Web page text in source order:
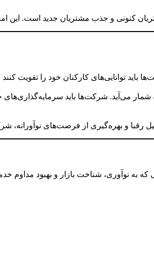
کنونی و جذب مشتریان جدید است. این
توانایی‌های کارکنان خود را تقویت کنند
می‌آید. شرکت‌ها باید سرمایه‌گذاری‌های
و بهره‌گیری از فرصت‌های نوآورانه،
نوآوری، شناخت بازار و بهبود مداوم